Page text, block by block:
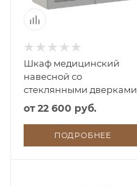
Шкаф медицинский
навесной со
стеклянными дверками,
М-ШНс-80 (УДСП)
от22 600 руб.
ПОДРОБНЕЕ